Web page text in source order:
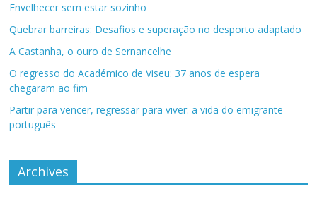
Envelhecer sem estar sozinho
Quebrar barreiras: Desafios e superação no desporto adaptado
A Castanha, o ouro de Sernancelhe
O regresso do Académico de Viseu: 37 anos de espera
chegaram ao fim
Partir para vencer, regressar para viver: a vida do emigrante
português
Archives